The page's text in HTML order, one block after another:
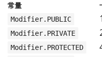
常量
Modifier.PUBLIC
Modifier.PRIVATE
Modifier.PROTECTED